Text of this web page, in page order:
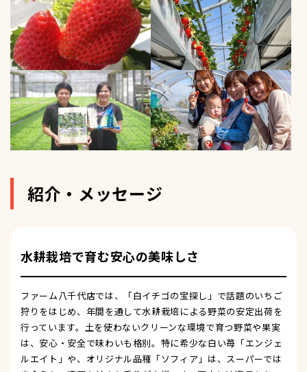
紹介・メッセージ
水耕栽培で育む安心の美味しさ
ファーム八千代店では、「白イチゴの宝探し」で話題のいちご
狩りをはじめ、年間を通して水耕栽培による野菜の安定出荷を
行っています。土を使わないクリーンな環境で育つ野菜や果実
は、安心・安全で味わいも格別。特に希少な白い苺「エンジェ
ルエイト」や、オリジナル品種「ソフィア」は、スーパーでは